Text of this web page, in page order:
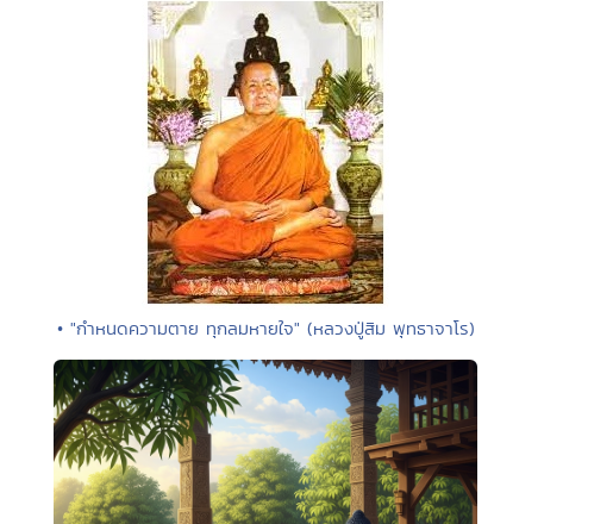
• "กำหนดความตาย ทุกลมหายใจ" (หลวงปู่สิม พุทธาจาโร)